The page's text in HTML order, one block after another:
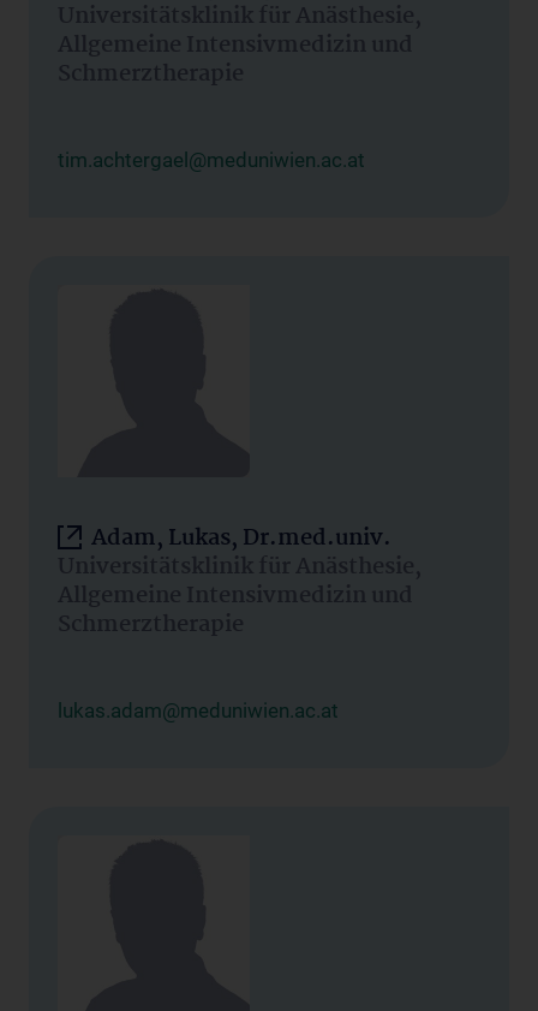
Universitätsklinik für Anästhesie,
Allgemeine Intensivmedizin und
Schmerztherapie
tim.achtergael@meduniwien.ac.at
Adam, Lukas, Dr.med.univ.
Universitätsklinik für Anästhesie,
Allgemeine Intensivmedizin und
Schmerztherapie
lukas.adam@meduniwien.ac.at